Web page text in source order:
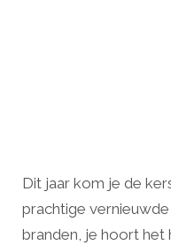
Dit jaar kom je de
prachtige
branden, je hoort het